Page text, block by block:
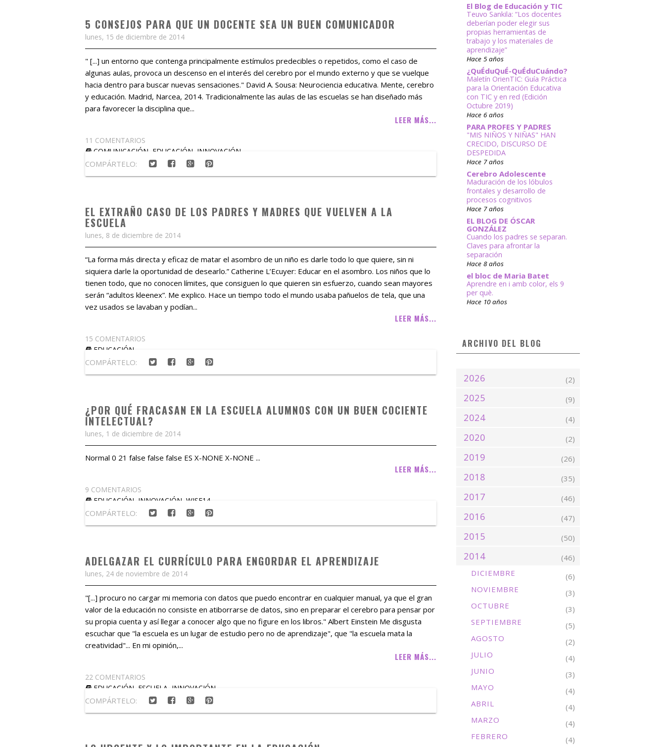
5 CONSEJOS PARA QUE UN DOCENTE SEA UN BUEN COMUNICADOR
lunes, 15 de diciembre de 2014
" [...] un entorno que contenga principalmente estímulos predecibles o repetidos, como el caso de
algunas aulas, provoca un descenso en el interés del cerebro por el mundo externo y que se vuelque
hacia dentro para buscar nuevas sensaciones." David A. Sousa: Neurociencia educativa. Mente, cerebro
y educación. Madrid, Narcea, 2014. Tradicionalmente las aulas de las escuelas se han diseñado más
para favorecer la disciplina que...
LEER MÁS...
11 COMENTARIOS
COMUNICACIÓN EDUCACIÓN INNOVACIÓN
COMPÁRTELO:
EL EXTRAÑO CASO DE LOS PADRES Y MADRES QUE VUELVEN A LA
ESCUELA
lunes, 8 de diciembre de 2014
“La forma más directa y eficaz de matar el asombro de un niño es darle todo lo que quiere, sin ni
siquiera darle la oportunidad de desearlo.” Catherine L’Ecuyer: Educar en el asombro. Los niños que lo
tienen todo, que no conocen límites, que consiguen lo que quieren sin esfuerzo, cuando sean mayores
serán “adultos kleenex”. Me explico. Hace un tiempo todo el mundo usaba pañuelos de tela, que una
vez usados se lavaban y podían...
LEER MÁS...
15 COMENTARIOS
EDUCACIÓN
COMPÁRTELO:
¿POR QUÉ FRACASAN EN LA ESCUELA ALUMNOS CON UN BUEN COCIENTE
INTELECTUAL?
lunes, 1 de diciembre de 2014
Normal 0 21 false false false ES X-NONE X-NONE ...
LEER MÁS...
9 COMENTARIOS
EDUCACIÓN INNOVACIÓN WISE14
COMPÁRTELO:
ADELGAZAR EL CURRÍCULO PARA ENGORDAR EL APRENDIZAJE
lunes, 24 de noviembre de 2014
"[...] procuro no cargar mi memoria con datos que puedo encontrar en cualquier manual, ya que el gran
valor de la educación no consiste en atiborrarse de datos, sino en preparar el cerebro para pensar por
su propia cuenta y así llegar a conocer algo que no figure en los libros." Albert Einstein Me disgusta
escuchar que "la escuela es un lugar de estudio pero no de aprendizaje", que "la escuela mata la
creatividad"... En mi opinión,...
LEER MÁS...
22 COMENTARIOS
EDUCACIÓN ESCUELA INNOVACIÓN
COMPÁRTELO:
El Blog de Educación y TIC
Teuvo Sankila: “Los docentes
deberían poder elegir sus
propias herramientas de
trabajo y los materiales de
aprendizaje”
Hace 5 años
¿QuÉduQuÉ-QuÉduCuándo?
Maletín OrienTIC: Guía Práctica
para la Orientación Educativa
con TIC y en red (Edición
Octubre 2019)
Hace 6 años
PARA PROFES Y PADRES
"MIS NIÑOS Y NIÑAS" HAN
CRECIDO, DISCURSO DE
DESPEDIDA
Hace 7 años
Cerebro Adolescente
Maduración de los lóbulos
frontales y desarrollo de
procesos cognitivos
Hace 7 años
EL BLOG DE ÓSCAR
GONZÁLEZ
Cuando los padres se separan.
Claves para afrontar la
separación
Hace 8 años
el bloc de Maria Batet
Aprendre en i amb color, els 9
per què.
Hace 10 años
ARCHIVO DEL BLOG
2026 (2)
2025 (9)
2024 (4)
2020 (2)
2019 (26)
2018 (35)
2017 (46)
2016 (47)
2015 (50)
2014
(46)
DICIEMBRE
(6)
NOVIEMBRE
(3)
OCTUBRE
(3)
SEPTIEMBRE
(5)
AGOSTO
(2)
JULIO
(4)
JUNIO
(3)
MAYO
(4)
ABRIL
(4)
MARZO
(4)
FEBRERO
(4)